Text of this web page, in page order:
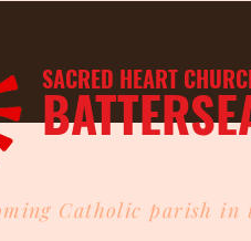
SACRED HEART
Catholic parish in